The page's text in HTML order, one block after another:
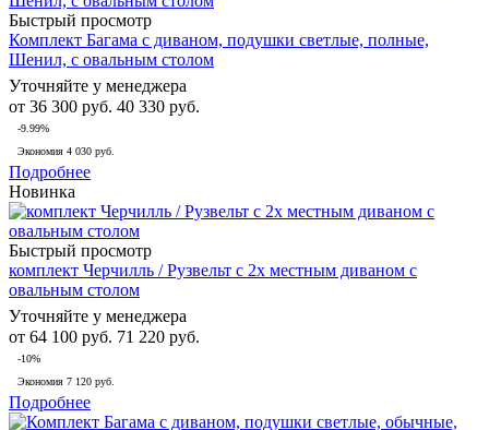
Быстрый просмотр
Комплект Багама с диваном, подушки светлые, полные,
Шенил, с овальным столом
Уточняйте у менеджера
от 36 300 руб. 40 330 руб.
-9.99%
Экономия 4 030 руб.
Подробнее
Новинка
Быстрый просмотр
комплект Черчилль / Рузвельт с 2х местным диваном с
овальным столом
Уточняйте у менеджера
от 64 100 руб. 71 220 руб.
-10%
Экономия 7 120 руб.
Подробнее